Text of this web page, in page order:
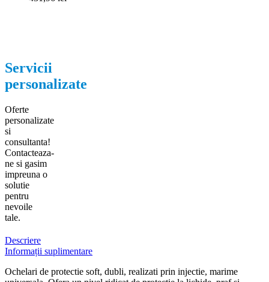
Servicii
personalizate
Oferte
personalizate
si
consultanta!
Contacteaza-
ne si gasim
impreuna o
solutie
pentru
nevoile
tale.
Descriere
Informații suplimentare
Ochelari de protectie soft, dubli, realizati prin injectie, marime